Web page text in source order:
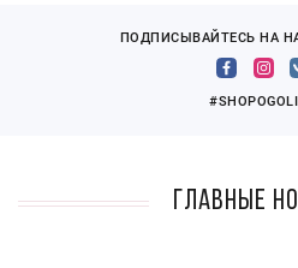
ПОДПИСЫВАЙТЕСЬ НА
Главные